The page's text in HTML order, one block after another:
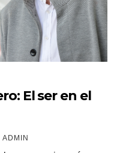
El ser en el
ADMIN